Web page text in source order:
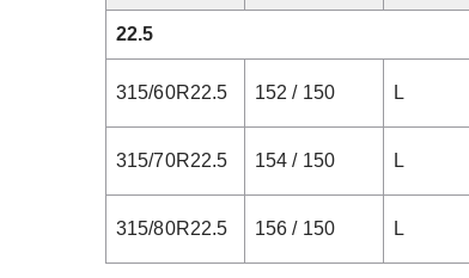
22.5
315/60R22.5 152 / 150 L
315/70R22.5 154 / 150 L
315/80R22.5 156 / 150 L